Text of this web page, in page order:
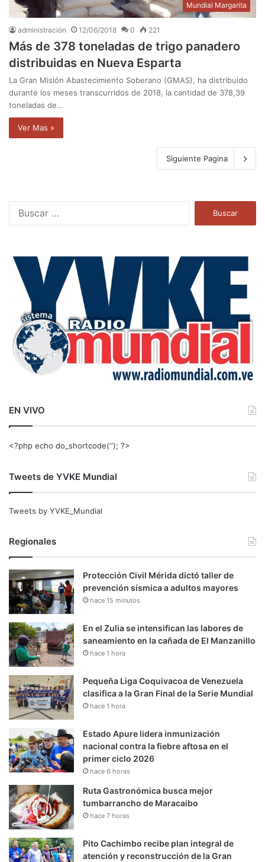
Mundial Margarita
administración 12/06/2018 0 221
Más de 378 toneladas de trigo panadero
distribuidas en Nueva Esparta
La Gran Misión Abastecimiento Soberano (GMAS), ha distribuido
durante los meses transcurridos de 2018, la cantidad de 378,39
toneladas de…
Ver Mas »
Siguiente Pagina
a
EN VIVO
<?php echo do_shortcode(‘‘); ?>
Tweets de YVKE Mundial
Tweets by YVKE_Mundial
Regionales
Protección Civil Mérida dictó taller de
prevención sísmica a adultos mayores
hace 15 minutos
En el Zulia se intensifican las labores de
saneamiento en la cañada de El Manzanillo
hace 1 hora
Pequeña Liga Coquivacoa de Venezuela
clasifica a la Gran Final de la Serie Mundial
hace 1 hora
Estado Apure lidera inmunización
nacional contra la fiebre aftosa en el
primer ciclo 2026
hace 6 horas
Ruta Gastronómica busca mejor
tumbarrancho de Maracaibo
hace 7 horas
Pito Cachimbo recibe plan integral de
atención y reconstrucción de la Gran